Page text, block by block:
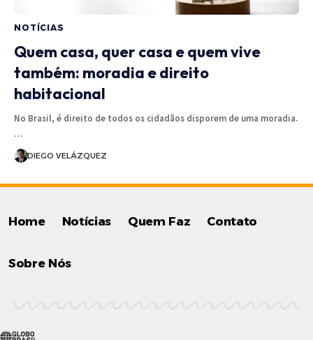
NOTÍCIAS
Quem casa, quer casa e quem vive
também: moradia e direito
habitacional
No Brasil, é direito de todos os cidadãos disporem de uma moradia.
…
DIEGO VELÁZQUEZ
Home Notícias Quem Faz Contato
Sobre Nós